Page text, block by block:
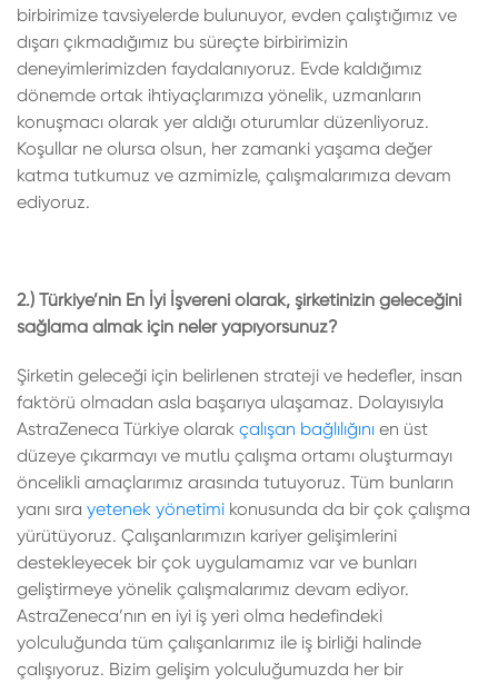
birbirimize tavsiyelerde bulunuyor, evden çalıştığımız ve
dışarı çıkmadığımız bu süreçte birbirimizin
deneyimlerimizden faydalanıyoruz. Evde kaldığımız
dönemde ortak ihtiyaçlarımıza yönelik, uzmanların
konuşmacı olarak yer aldığı oturumlar düzenliyoruz.
Koşullar ne olursa olsun, her zamanki yaşama değer
katma tutkumuz ve azmimizle, çalışmalarımıza devam
ediyoruz.
2.) Türkiye’nin En İyi İşvereni olarak, şirketinizin geleceğini
sağlama almak için neler yapıyorsunuz?
Şirketin geleceği için belirlenen strateji ve hedefler, insan
faktörü olmadan asla başarıya ulaşamaz. Dolayısıyla
AstraZeneca Türkiye olarak çalışan bağlılığını en üst
düzeye çıkarmayı ve mutlu çalışma ortamı oluşturmayı
öncelikli amaçlarımız arasında tutuyoruz. Tüm bunların
yanı sıra yetenek yönetimi konusunda da bir çok çalışma
yürütüyoruz. Çalışanlarımızın kariyer gelişimlerini
destekleyecek bir çok uygulamamız var ve bunları
geliştirmeye yönelik çalışmalarımız devam ediyor.
AstraZeneca’nın en iyi iş yeri olma hedefindeki
yolculuğunda tüm çalışanlarımız ile iş birliği halinde
çalışıyoruz. Bizim gelişim yolculuğumuzda her bir